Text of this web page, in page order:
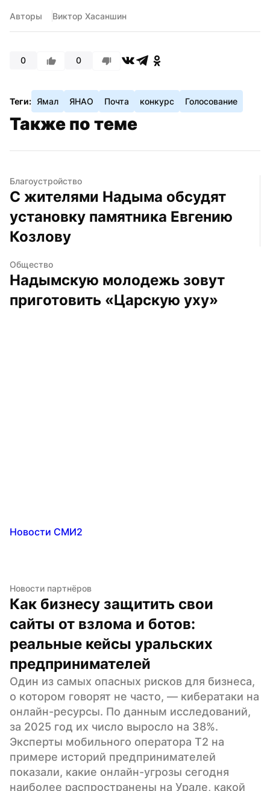
Авторы Виктор Хасаншин
0 0
Теги: Ямал ЯНАО Почта конкурс Голосование
Также по теме
Благоустройство
С жителями Надыма обсудят
установку памятника Евгению
Козлову
Общество
Надымскую молодежь зовут
приготовить «Царскую уху»
Новости СМИ2
Новости партнёров
Как бизнесу защитить свои
сайты от взлома и ботов:
реальные кейсы уральских
предпринимателей
Один из самых опасных рисков для бизнеса,
о котором говорят не часто, — кибератаки на
онлайн-ресурсы. По данным исследований,
за 2025 год их число выросло на 38%.
Эксперты мобильного оператора Т2 на
примере историй предпринимателей
показали, какие онлайн-угрозы сегодня
наиболее распространены на Урале, какой